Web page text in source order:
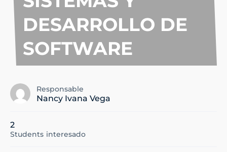
DESARROLLO DE
SOFTWARE
Responsable
Nancy Ivana Vega
2
Students interesado